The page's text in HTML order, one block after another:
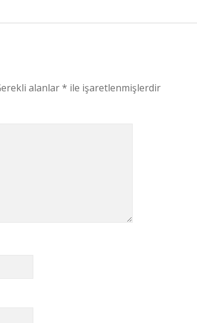
alanlar* ile işaretlenmişlerdir